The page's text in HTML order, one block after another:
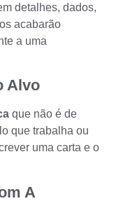
detalhes, dados,
acabarão
a uma
Alvo
que não é de
que trabalha ou
uma carta e o
A